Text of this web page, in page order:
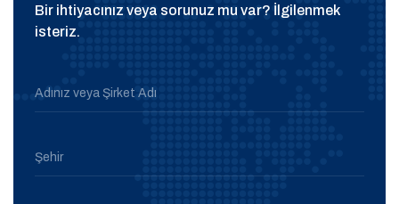
Bir ihtiyacınız veya sorunuz mu var? İlgilenmek
isteriz.
Adınız veya Şirket Adı
Şehir